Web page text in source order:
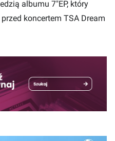
albumu 7"EP, który
koncertem TSA Dream